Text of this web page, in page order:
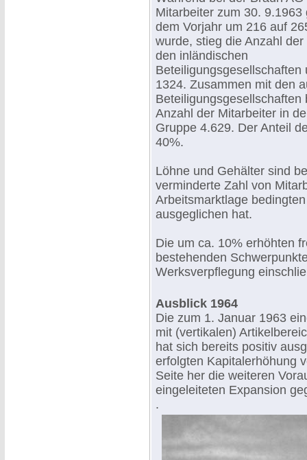
Mitarbeiter zum 30. 9.1963
dem Vorjahr um 216 auf
wurde, stieg die Anzahl
den inländischen
Beteiligungsgesellschaften
1324. Zusammen mit den
Beteiligungsgesellschaften
Anzahl der Mitarbeiter in
Gruppe 4.629. Der Anteil
40%.
Löhne und Gehälter sind
verminderte Zahl von
Arbeitsmarktlage
ausgeglichen hat.
Die um ca. 10% erhöhten
bestehenden
Werksverpflegung
Ausblick 1964
Die zum 1. Januar 1963
mit (vertikalen)
hat sich bereits positiv
erfolgten Kapitalerhöhung
Seite her die weiteren
eingeleiteten Expansion
.